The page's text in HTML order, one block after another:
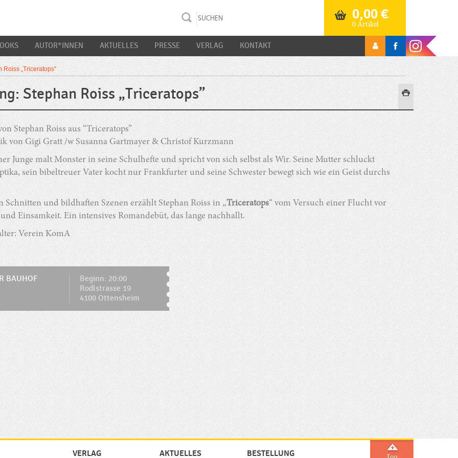
0,00€
0 Artikel
AUTOR*INNEN AKTUELLES PRESSE VERLAG KONTAKT
Roiss „Triceratops”
Stephan Roiss „Triceratops”
Stephan Roiss aus “Triceratops”
von Gigi Gratt /w Susanna Gartmayer & Christof Kurzmann
Junge malt Monster in seine Schulhefte und spricht von sich selbst als Wir. Seine Mutter schluckt
sein bibeltreuer Vater kocht nur Frankfurter und seine Schwester bewegt sich wie ein Geist durchs
Schnitten und bildhaften Szenen erzählt Stephan Roiss in „Triceratops“ vom Versuch einer Flucht vor
Einsamkeit. Ein intensives Romandebüt, das lange nachhallt.
Verein KomA
BAUHOF
Beginn: 20:00
Rodlstrasse 19
4100 Ottensheim
VERLAG AKTUELLES BESTELLUNG